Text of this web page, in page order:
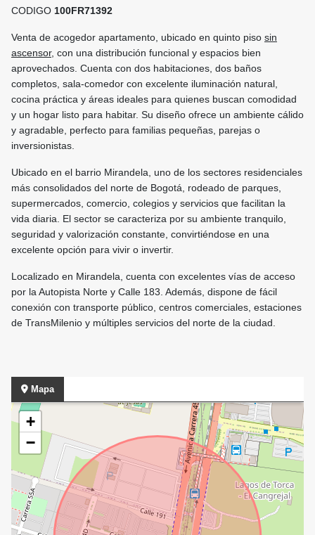
CODIGO 100FR71392
Venta de acogedor apartamento, ubicado en quinto piso sin
ascensor, con una distribución funcional y espacios bien
aprovechados. Cuenta con dos habitaciones, dos baños
completos, sala-comedor con excelente iluminación natural,
cocina práctica y áreas ideales para quienes buscan comodidad
y un hogar listo para habitar. Su diseño ofrece un ambiente cálido
y agradable, perfecto para familias pequeñas, parejas o
inversionistas.
Ubicado en el barrio Mirandela, uno de los sectores residenciales
más consolidados del norte de Bogotá, rodeado de parques,
supermercados, comercio, colegios y servicios que facilitan la
vida diaria. El sector se caracteriza por su ambiente tranquilo,
seguridad y valorización constante, convirtiéndose en una
excelente opción para vivir o invertir.
Localizado en Mirandela, cuenta con excelentes vías de acceso
por la Autopista Norte y Calle 183. Además, dispone de fácil
conexión con transporte público, centros comerciales, estaciones
de TransMilenio y múltiples servicios del norte de la ciudad.
Mapa
+
−